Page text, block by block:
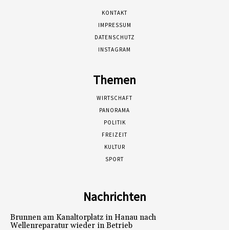
KONTAKT
IMPRESSUM
DATENSCHUTZ
INSTAGRAM
Themen
WIRTSCHAFT
PANORAMA
POLITIK
FREIZEIT
KULTUR
SPORT
Nachrichten
Brunnen am Kanaltorplatz in Hanau nach
Wellenreparatur wieder in Betrieb